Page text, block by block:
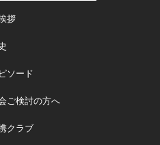
拶
ソード
ご検討の方へ
クラブ